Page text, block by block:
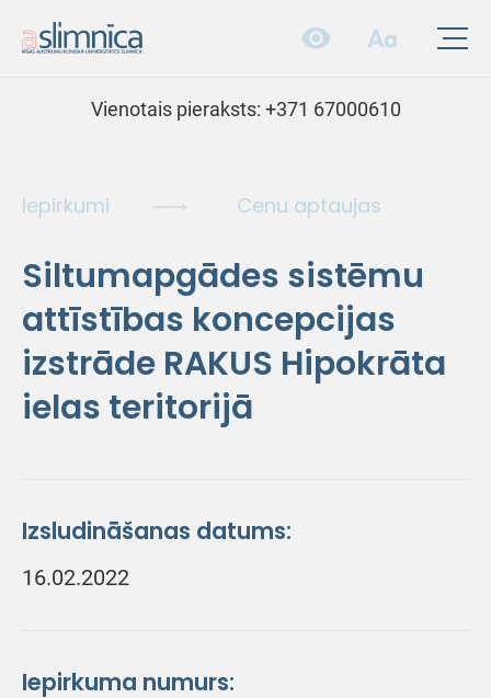
Vienotais pieraksts: +371 67000610
Iepirkumi Cenu aptaujas
Siltumapgādes sistēmu
attīstības koncepcijas
izstrāde RAKUS Hipokrāta
ielas teritorijā
Izsludināšanas datums:
16.02.2022
Iepirkuma numurs: